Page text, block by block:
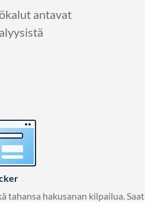
antavat
tahansa hakusanan kilpailua. Saat